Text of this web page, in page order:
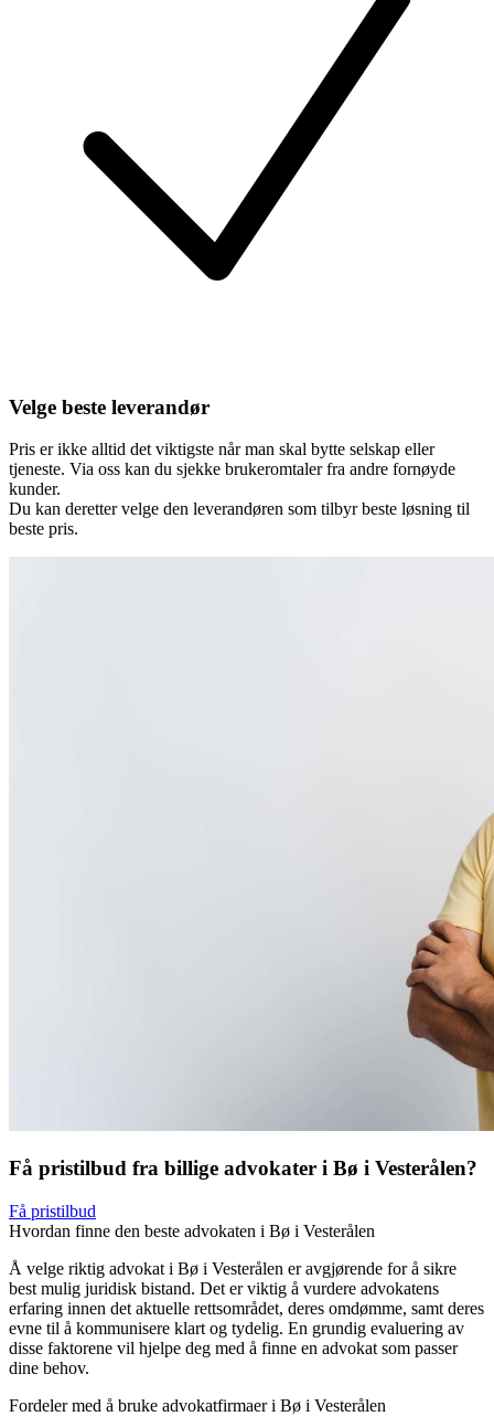
Velge beste leverandør
Pris er ikke alltid det viktigste når man skal bytte selskap eller
tjeneste. Via oss kan du sjekke brukeromtaler fra andre fornøyde
kunder.
Du kan deretter velge den leverandøren som tilbyr beste løsning til
beste pris.
Få pristilbud fra billige advokater i Bø i Vesterålen?
Få pristilbud
Hvordan finne den beste advokaten i Bø i Vesterålen
Å velge riktig advokat i Bø i Vesterålen er avgjørende for å sikre
best mulig juridisk bistand. Det er viktig å vurdere advokatens
erfaring innen det aktuelle rettsområdet, deres omdømme, samt deres
evne til å kommunisere klart og tydelig. En grundig evaluering av
disse faktorene vil hjelpe deg med å finne en advokat som passer
dine behov.
Fordeler med å bruke advokatfirmaer i Bø i Vesterålen